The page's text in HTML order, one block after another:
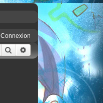
Connexion
RechercherRecherche avancée